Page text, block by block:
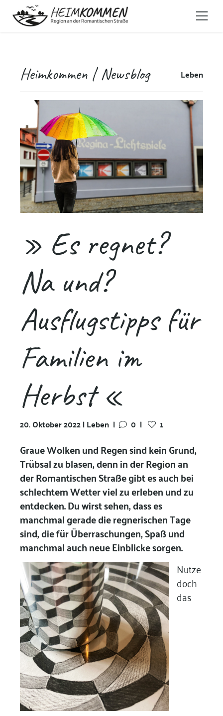
Heimkommen | Newsblog Leben
» Es regnet?
Na und?
Ausflugstipps für
Familien im
Herbst «
20. Oktober 2022 | Leben | 0 | 1
Graue Wolken und Regen sind kein Grund,
Trübsal zu blasen, denn in der Region an
der Romantischen Straße gibt es auch bei
schlechtem Wetter viel zu erleben und zu
entdecken. Du wirst sehen, dass es
manchmal gerade die regnerischen Tage
sind, die für Überraschungen, Spaß und
manchmal auch neue Einblicke sorgen.
Nutze
doch
das